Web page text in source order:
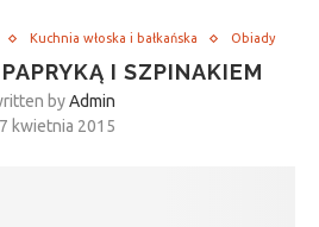
Kuchnia włoska i bałkańska Obiady
I SZPINAKIEM
byAdmin
kwietnia 2015